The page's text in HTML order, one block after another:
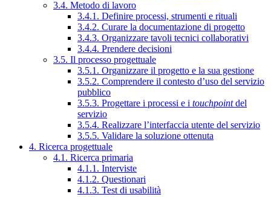
3.4. Metodo di lavoro
3.4.1. Definire processi, strumenti e rituali
3.4.2. Curare la documentazione di progetto
3.4.3. Organizzare tavoli tecnici collaborativi
3.4.4. Prendere decisioni
3.5. Il processo progettuale
3.5.1. Organizzare il progetto e la sua gestione
3.5.2. Comprendere il contesto d’uso del servizio
pubblico
3.5.3. Progettare i processi e i touchpointdel
servizio
3.5.4. Realizzare l’interfaccia utente del servizio
3.5.5. Validare la soluzione ottenuta
4. Ricerca progettuale
4.1. Ricerca primaria
4.1.1. Interviste
4.1.2. Questionari
4.1.3. Test di usabilità